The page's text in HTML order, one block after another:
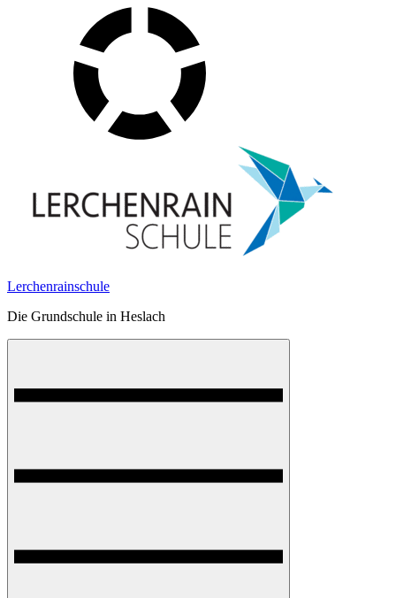
Lerchenrainschule
Die Grundschule in Heslach